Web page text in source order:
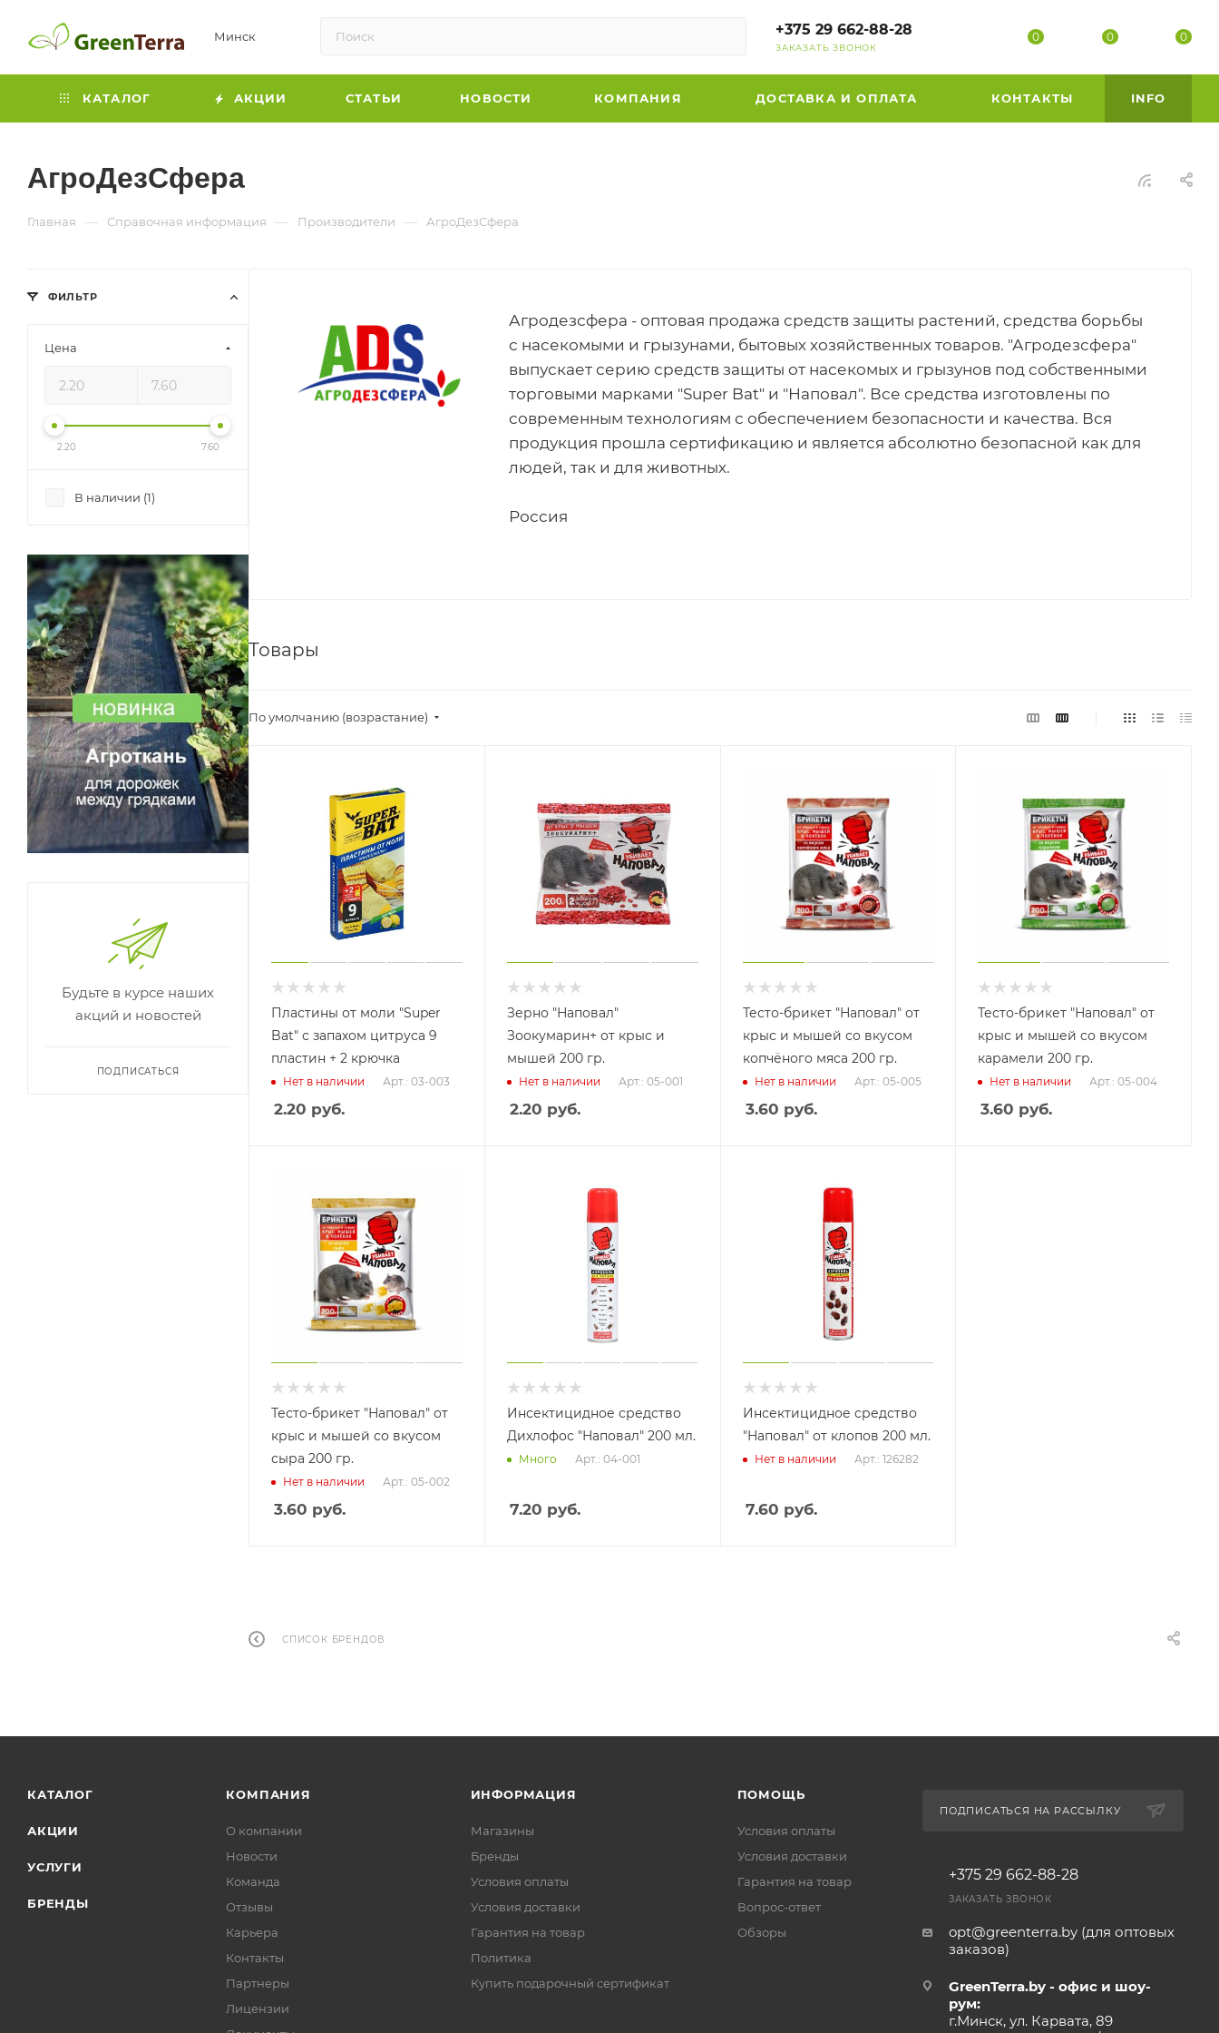
Минск +375 29 662-88-28
ЗАКАЗАТЬ ЗВОНОК
0 0 0
КАТАЛОГ АКЦИИ СТАТЬИ НОВОСТИ КОМПАНИЯ ДОСТАВКА И ОПЛАТА КОНТАКТЫ INFO
АгроДезСфера
Главная — Справочная информация — Производители — АгроДезСфера
Агродезсфера - оптовая продажа средств защиты растений, средства борьбы
с насекомыми и грызунами, бытовых хозяйственных товаров. "Агродезсфера"
выпускает серию средств защиты от насекомых и грызунов под собственными
торговыми марками "Super Bat" и "Наповал". Все средства изготовлены по
современным технологиям с обеспечением безопасности и качества. Вся
продукция прошла сертификацию и является абсолютно безопасной как для
людей, так и для животных.
Россия
Товары
По умолчанию (возрастание)
Пластины от моли "Super
Bat" с запахом цитруса 9
пластин + 2 крючка
Нет в наличии Арт.: 03-003
2.20 руб.
Зерно "Наповал"
Зоокумарин+ от крыс и
мышей 200 гр.
Нет в наличии Арт.: 05-001
2.20 руб.
Тесто-брикет "Наповал" от
крыс и мышей со вкусом
копчёного мяса 200 гр.
Нет в наличии Арт.: 05-005
3.60 руб.
Тесто-брикет "Наповал" от
крыс и мышей со вкусом
карамели 200 гр.
Нет в наличии Арт.: 05-004
3.60 руб.
Тесто-брикет "Наповал" от
крыс и мышей со вкусом
сыра 200 гр.
Нет в наличии Арт.: 05-002
3.60 руб.
Инсектицидное средство
Дихлофос "Наповал" 200 мл.
Много Арт.: 04-001
7.20 руб.
Инсектицидное средство
"Наповал" от клопов 200 мл.
Нет в наличии Арт.: 126282
7.60 руб.
СПИСОК БРЕНДОВ
ФИЛЬТР
Цена
2.20 7.60
В наличии (1)
Будьте в курсе наших
акций и новостей
ПОДПИСАТЬСЯ
КАТАЛОГ
АКЦИИ
УСЛУГИ
БРЕНДЫ
КОМПАНИЯ
О компании
Новости
Команда
Отзывы
Карьера
Контакты
Партнеры
Лицензии
ИНФОРМАЦИЯ
Магазины
Бренды
Условия оплаты
Условия доставки
Гарантия на товар
Политика
Купить подарочный сертификат
ПОМОЩЬ
Условия оплаты
Условия доставки
Гарантия на товар
Вопрос-ответ
Обзоры
ПОДПИСАТЬСЯ НА РАССЫЛКУ
+375 29 662-88-28
ЗАКАЗАТЬ ЗВОНОК
opt@greenterra.by (для оптовых
заказов)
GreenTerra.by - офис и шоу-
рум:
г.Минск, ул. Карвата, 89